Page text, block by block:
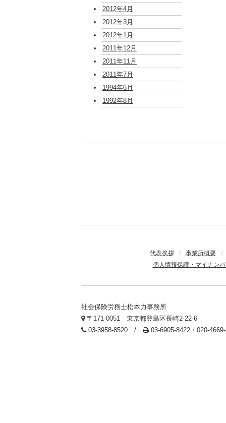
2012年4月
2012年3月
2012年1月
2011年12月
2011年11月
2011年7月
1994年6月
1992年8月
代表挨拶 / 事業所概要
/
個人情報保護・マイナン
社会保険労務士松本力事務所
〒171-0051 東京都豊島区長崎2-22-6
03-3958-8520 /
03-6905-8422・020-